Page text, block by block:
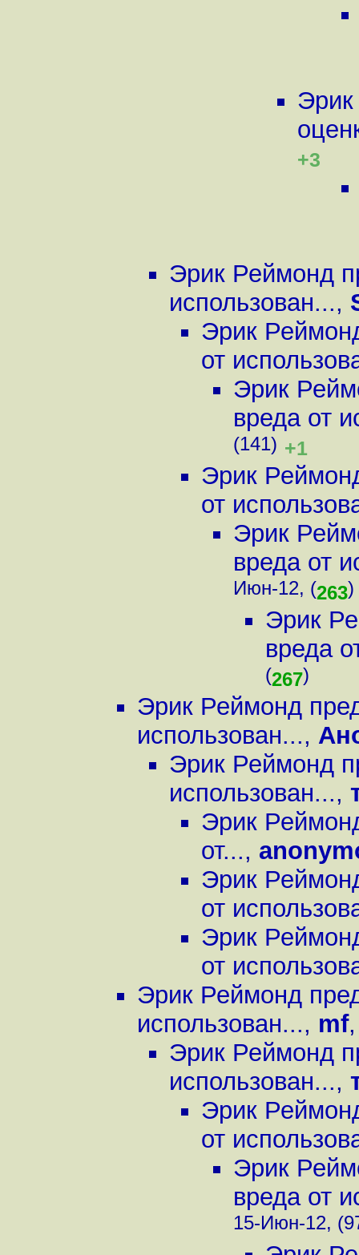
Эрик
+3
Эрик Реймонд
использован...,
Эрик
от
Эрик
вреда от
(141) +1
Эрик
от
Эрик
вреда от
Июн-12, (263)
Эрик
вреда
(267)
Эрик Реймонд
использован...,
Эрик Реймонд
использован...,
Эрик
от...,
Эрик
от
Эрик
от
Эрик Реймонд
использован..., mf
Эрик Реймонд
использован...,
Эрик
от
Эрик
вреда от
15-Июн-12,